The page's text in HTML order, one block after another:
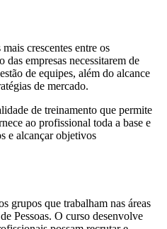
crescentes entre os
das empresas necessitarem de
de equipes, além do alcance
de mercado.
de treinamento que permite
ao profissional toda a base e
e alcançar objetivos
grupos que trabalham nas áreas
Pessoas. O curso desenvolve